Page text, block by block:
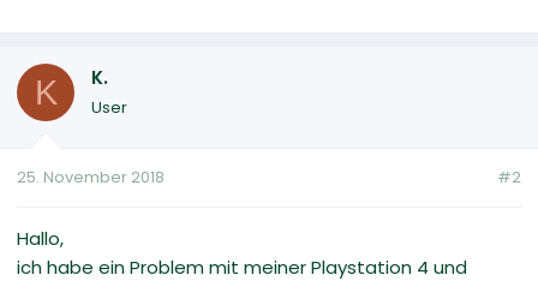
K K.
User
25. November 2018 #2
Hallo,
ich habe ein Problem mit meiner Playstation 4 und